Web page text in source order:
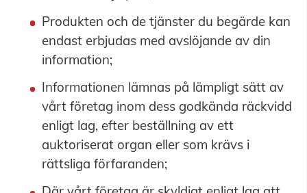
Produkten och de tjänster du begärde kan
endast erbjudas med avslöjande av din
information;
Informationen lämnas på lämpligt sätt av
vårt företag inom dess godkända räckvidd
enligt lag, efter beställning av ett
auktoriserat organ eller som krävs i
rättsliga förfaranden;